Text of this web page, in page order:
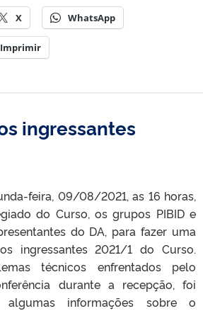
X WhatsApp
Imprimir
ingressantes
feira, 09/08/2021, as 16 horas,
do Curso, os grupos PIBID e
do DA, para fazer uma
ingressantes 2021/1 do Curso.
técnicos enfrentados pelo
durante a recepção, foi
algumas informações sobre o